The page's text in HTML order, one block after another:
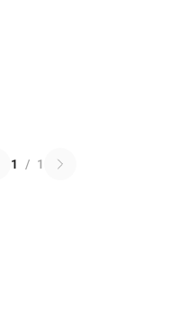
1 / 1